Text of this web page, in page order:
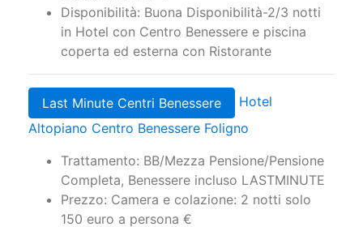
incluso ( Hotel Aperto solo dal Venerdi al
Lunedi Mattina) €
Disponibilità: Buona Disponibilità-2/3 notti
coperta ed esterna con Ristorante
Last Minute Centri Benessere
Hotel
Altopiano Centro Benessere Foligno
Trattamento: BB/Mezza Pensione/Pensione
Completa, Benessere incluso LASTMINUTE